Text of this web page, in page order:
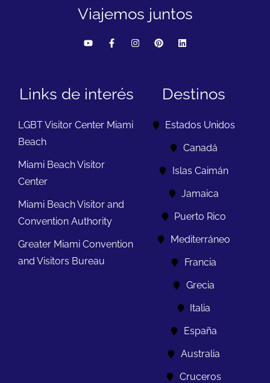
Viajemos juntos
Links de interés
LGBT Visitor Center Miami
Beach
Miami Beach Visitor
Center
Miami Beach Visitor and
Convention Authority
Greater Miami Convention
and Visitors Bureau
Destinos
Estados Unidos
Canadá
Islas Caimán
Jamaica
Puerto Rico
Mediterráneo
Francia
Grecia
Italia
España
Australia
Cruceros